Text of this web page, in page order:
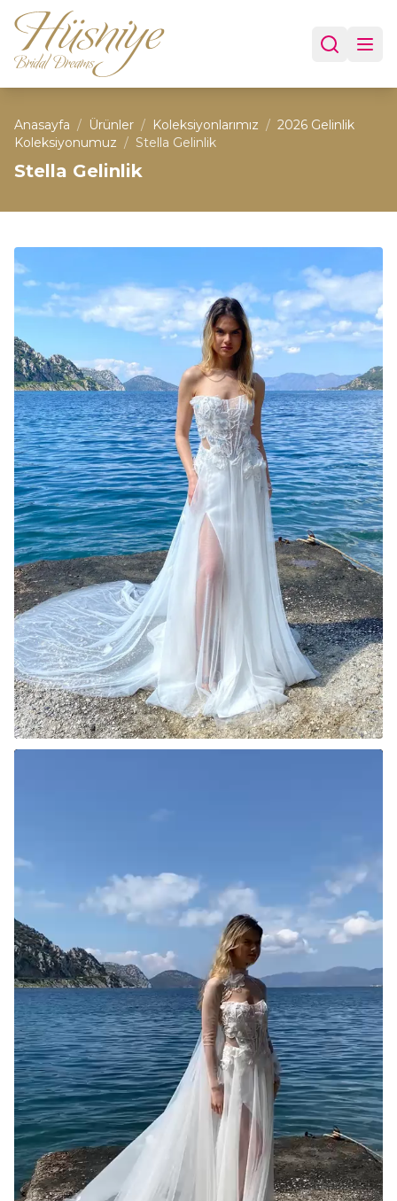
Anasayfa / Ürünler / Koleksiyonlarımız / 2026 Gelinlik
Koleksiyonumuz / Stella Gelinlik
Stella Gelinlik